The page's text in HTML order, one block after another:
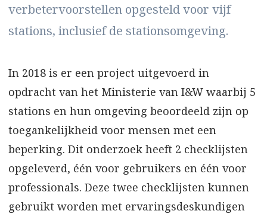
verbetervoorstellen opgesteld voor vijf
stations, inclusief de stationsomgeving.
In 2018 is er een project uitgevoerd in
opdracht van het Ministerie van I&W waarbij 5
stations en hun omgeving beoordeeld zijn op
toegankelijkheid voor mensen met een
beperking. Dit onderzoek heeft 2 checklijsten
opgeleverd, één voor gebruikers en één voor
professionals. Deze twee checklijsten kunnen
gebruikt worden met ervaringsdeskundigen